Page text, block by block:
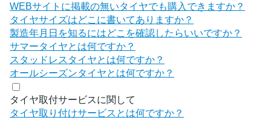
WEBサイトに掲載の無いタイヤでも購入できますか？
タイヤサイズはどこに書いてありますか？
製造年月日を知るにはどこを確認したらいいですか？
サマータイヤとは何ですか？
スタッドレスタイヤとは何ですか？
オールシーズンタイヤとは何ですか？
タイヤ取付サービスに関して
タイヤ取り付けサービスとは何ですか？